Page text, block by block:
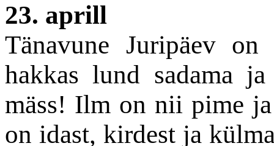
23. aprill
Tänavune Juripäev
hakkas lund sadama
mäss! Ilm on nii pime
on idast, kirdest ja